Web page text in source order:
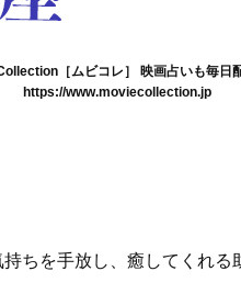
［ムビコレ］ 映画占いも毎日
https://www.moviecollection.jp
ちを手放し、癒してくれる